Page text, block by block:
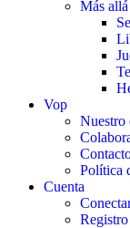
Más allá
Vop
Nuestro
Política
Cuenta
Registro